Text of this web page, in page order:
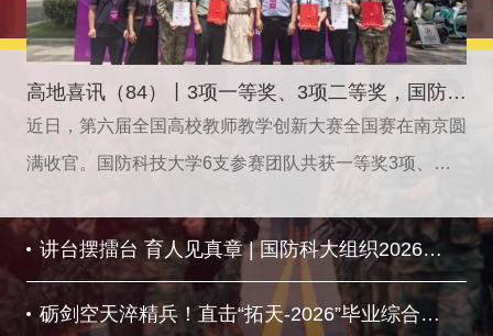
高地喜讯（84）丨3项一等奖、3项二等奖，国防科大全国高校教师教学创新大赛成绩再创新高！
近日，第六届全国高校教师教学创新大赛全国赛在南京圆
满收官。国防科技大学6支参赛团队共获一等奖3项、二
德鑫团队获课程思政副高组一等奖、刘严团队获人工智能
部属高校组一等奖，韩韬团队获实验教学综合设计型实验
课程组二等奖、胡艳丽团队获新工科正高组二等奖、吴梦
讲台摆擂台 育人见真章 | 国防科大组织2026年基层政治教员岗位练兵比武
为推动“能动思政、贯通育人”大思政育人体系落地见效，
砺剑空天淬精兵！直击“拓天-2026”毕业综合演练